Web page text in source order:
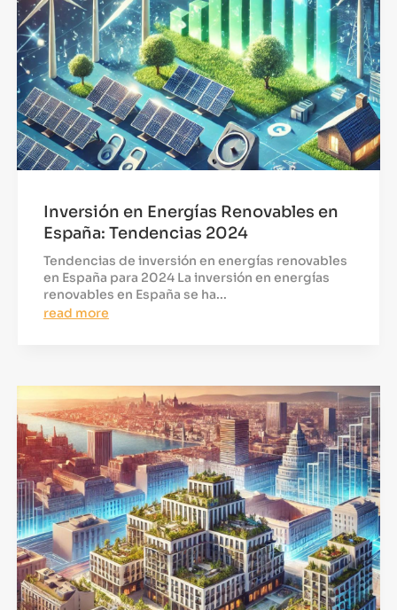
Inversión en Energías Renovables en
España: Tendencias 2024
Tendencias de inversión en energías renovables
en España para 2024 La inversión en energías
renovables en España se ha...
read more